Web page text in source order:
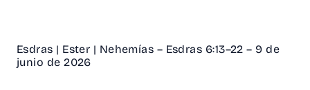
Esdras | Ester | Nehemías – Esdras 6:13–22 – 9 de
junio de 2026